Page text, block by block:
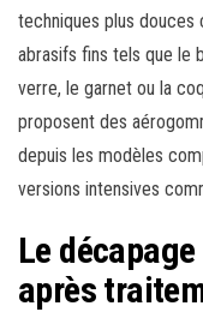
techniques plus douces
abrasifs fins tels que le
verre, le garnet ou la
proposent des
depuis les modèles
versions intensives
Le
après